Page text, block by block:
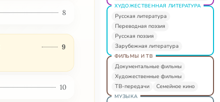
8
9
10
ХУДОЖЕСТВЕННАЯ ЛИТЕРАТУРА
Русская литература
Переводная поэзия
Русская поэзия
Зарубежная литература
ФИЛЬМЫ И ТВ
Документальные фильмы
Художественные фильмы
ТВ-передачи
Семейное кино
МУЗЫКА